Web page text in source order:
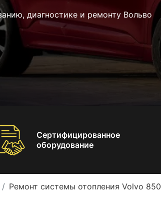
диагностике и ремонту Вольво
Сертифицированное
оборудование
Ремонт системы отопления Volvo 850